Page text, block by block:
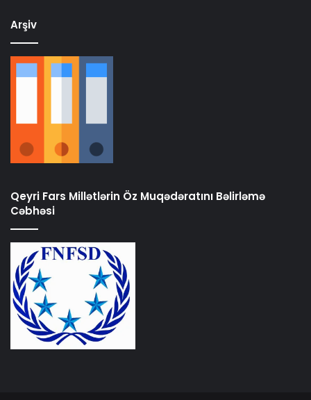
Arşiv
Qeyri Fars Millətlərin Öz Muqədəratını Bəlirləmə
Cəbhəsi